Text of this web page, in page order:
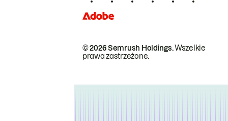
© 2026 Semrush Holdings.Wszelkie
prawa zastrzeżone.